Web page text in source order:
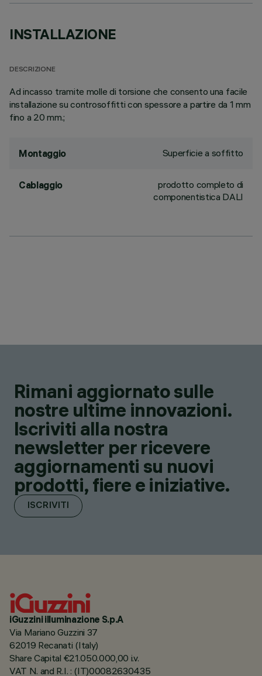
INSTALLAZIONE
DESCRIZIONE
Ad incasso tramite molle di torsione che consento una facile
installazione su controsoffitti con spessore a partire da 1 mm
fino a 20 mm.;
Montaggio Superficie a soffitto
Cablaggio
prodotto completo di
componentistica DALI
Rimani aggiornato sulle
nostre ultime innovazioni.
Iscriviti alla nostra
newsletter per ricevere
aggiornamenti su nuovi
prodotti, fiere e iniziative.
ISCRIVITI
iGuzzini illuminazione S.p.A
Via Mariano Guzzini 37
62019 Recanati (Italy)
Share Capital €21.050.000,00 i.v.
VAT N. and R.I. : (IT)00082630435